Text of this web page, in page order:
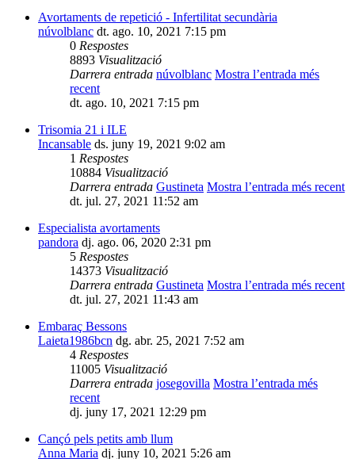
Avortaments de repetició - Infertilitat secundària
núvolblanc dt. ago. 10, 2021 7:15 pm
0 Respostes
8893 Visualització
Darrera entrada núvolblanc Mostra l’entrada més
recent
dt. ago. 10, 2021 7:15 pm
Trisomia 21 i ILE
Incansable ds. juny 19, 2021 9:02 am
1 Respostes
10884 Visualització
Darrera entrada Gustineta Mostra l’entrada més recent
dt. jul. 27, 2021 11:52 am
Especialista avortaments
pandora dj. ago. 06, 2020 2:31 pm
5 Respostes
14373 Visualització
Darrera entrada Gustineta Mostra l’entrada més recent
dt. jul. 27, 2021 11:43 am
Embaraç Bessons
Laieta1986bcn dg. abr. 25, 2021 7:52 am
4 Respostes
11005 Visualització
Darrera entrada josegovilla Mostra l’entrada més
recent
dj. juny 17, 2021 12:29 pm
Cançó pels petits amb llum
Anna Maria dj. juny 10, 2021 5:26 am